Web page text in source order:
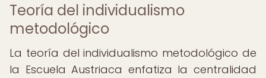
Teoría del individualismo
metodológico
La teoría del individualismo metodológico de
la Escuela Austriaca enfatiza la centralidad